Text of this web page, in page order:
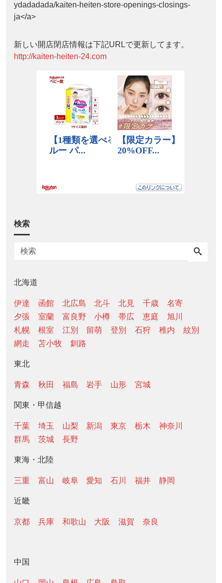
ydadadada/kaiten-heiten-store-openings-closings-
ja</a>
新しい開店閉店情報は下記URLで更新してます。
http://kaiten-heiten-24.com
検索
北海道
伊達 函館 北広島 北斗 北見 千歳
名寄
夕張
室蘭 富良野 小樽 帯広 恵庭
旭川
札幌
根室 江別 留萌 登別 石狩 稚内
紋別
網走
苫小牧 釧路
東北
青森 秋田 福島 岩手 山形 宮城
関東・甲信越
千葉 埼玉 山梨 新潟 東京 栃木
神奈川
群馬
茨城 長野
東海・北陸
三重 富山 岐阜 愛知 石川 福井 静岡
近畿
京都 兵庫 和歌山 大阪 滋賀 奈良
中国